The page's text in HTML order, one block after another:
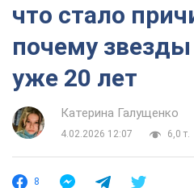
что стало
почему
уже 20 лет
Катерина Галущенко
4.02.2026 12:07
6,0 т.
8